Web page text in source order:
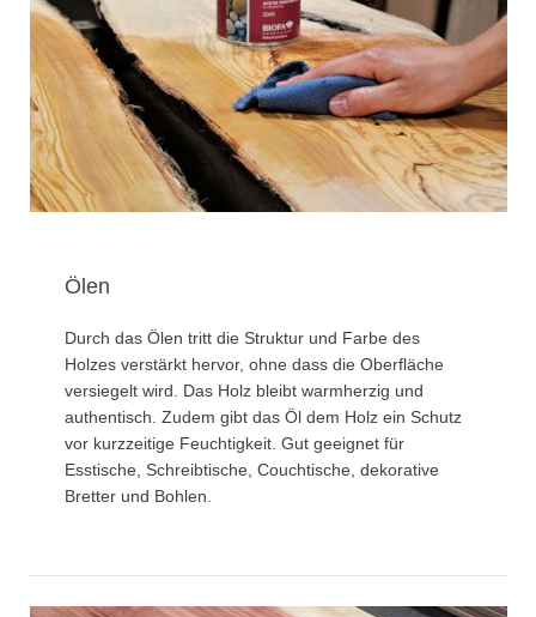
Ölen
Durch das Ölen tritt die Struktur und Farbe des
Holzes verstärkt hervor, ohne dass die Oberfläche
versiegelt wird. Das Holz bleibt warmherzig und
authentisch. Zudem gibt das Öl dem Holz ein Schutz
vor kurzzeitige Feuchtigkeit. Gut geeignet für
Esstische, Schreibtische, Couchtische, dekorative
Bretter und Bohlen.